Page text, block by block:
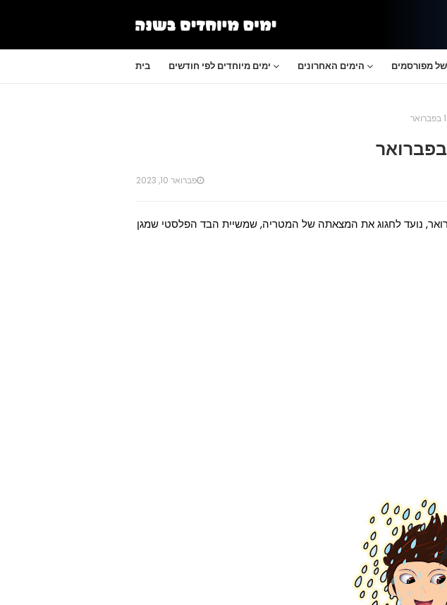
בית ימים מיוחדים לפי חודשים הימים האחרונים מפורסמים
פברואר 10, 2023
שחל ב-10 בפברואר, נועד לחגוג את המצאתה של המטריה, שמשיית הבד הפלסטי שמגן